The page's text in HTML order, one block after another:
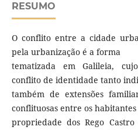
RESUMO
O conflito entre a cidade
pela urbanização é a forma
tematizada em Galileia,
conflito de identidade tanto
também de extensões
conflituosas entre os
propriedade dos Rego